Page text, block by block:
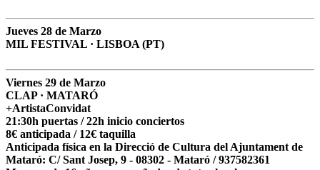
Jueves 28 de Marzo
MIL FESTIVAL · LISBOA (PT)
Viernes 29 de Marzo
CLAP · MATARÓ
+ArtistaConvidat
21:30h puertas / 22h inicio conciertos
8€ anticipada / 12€ taquilla
Anticipada física en la Direcció de Cultura del Ajuntament de
Mataró: C/ Sant Josep, 9 - 08302 - Mataró / 937582361